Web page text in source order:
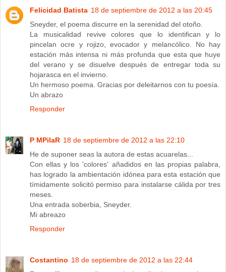
Felicidad Batista 18 de septiembre de 2012 a las 20:45
Sneyder, el poema discurre en la serenidad del otoño.
La musicalidad revive colores que lo identifican y lo
pincelan ocre y rojizo, evocador y melancólico. No hay
estación más intensa ni más profunda que esta que huye
del verano y se disuelve después de entregar toda su
hojarasca en el invierno.
Un hermoso poema. Gracias por deleitarnos con tu poesía.
Un abrazo
Responder
P MPilaR 18 de septiembre de 2012 a las 22:10
He de suponer seas la autora de estas acuarelas...
Con ellas y los 'colores' añadidos en las propias palabra,
has logrado la ambientación idónea para esta estación que
tímidamente solicitó permiso para instalarse cálida por tres
meses.
Una entrada soberbia, Sneyder.
Mi abreazo
Responder
Costantino 18 de septiembre de 2012 a las 22:44